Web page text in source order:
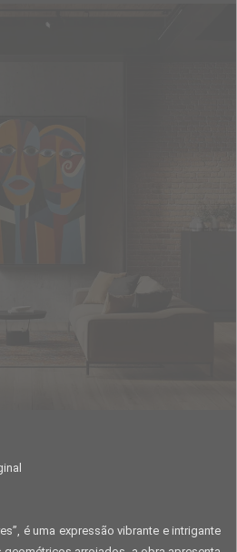
é uma expressão vibrante e intrigante